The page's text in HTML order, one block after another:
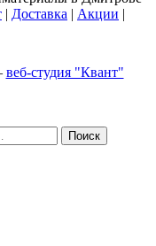
| Доставка | Акции |
веб-студия "Квант"
Поиск